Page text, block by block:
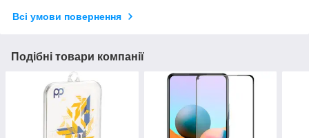
Всі умови повернення
Подібні товари компанії